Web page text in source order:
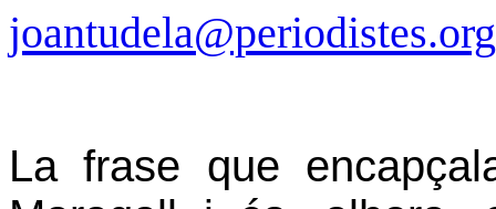
joantudela@periodistes.org
La frase que